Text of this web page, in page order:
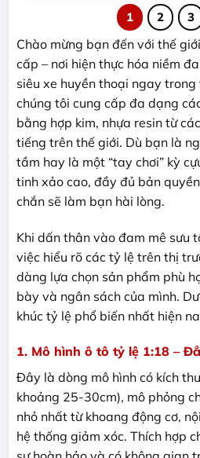
nhiều
biến
thể.
Các
tùy
chọn
có
thể
được
chọn
trên
sản
phẩm
1 2 3
Chào mừng bạn đến với thế giới
cấp – nơi hiện thực hóa niềm
siêu xe huyền thoại ngay
chúng tôi cung cấp đa dạng
bằng hợp kim, nhựa resin từ
tiếng trên thế giới. Dù bạn là
tầm hay là một “tay chơi” kỳ
tinh xảo cao, đầy đủ bản
chắn sẽ làm bạn hài lòng.
Khi dấn thân vào đam mê sưu
việc hiểu rõ các tỷ lệ trên thị
dàng lựa chọn sản phẩm phù
bày và ngân sách của mình.
khúc tỷ lệ phổ biến nhất hiện
1. Mô hình ô tô tỷ lệ 1:18 –
Đây là dòng mô hình có kích
khoảng 25-30cm), mô phỏng
nhỏ nhất từ khoang động cơ,
hệ thống giảm xóc. Thích hợp